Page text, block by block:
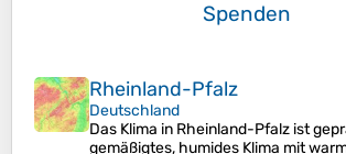
Spenden
Rheinland-Pfalz
Deutschland
Das Klima in Rheinland-Pfalz ist
gemäßigtes, humides Klima mit